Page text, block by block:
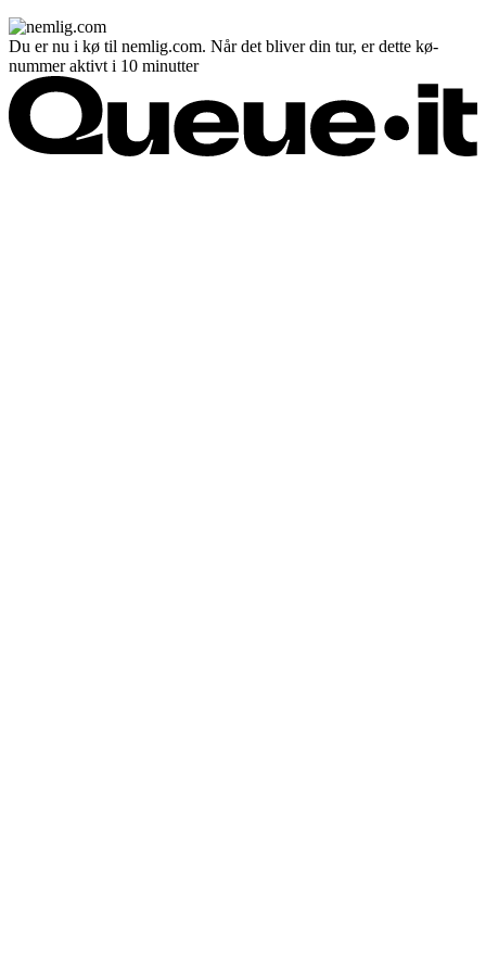
Du er nu i kø til nemlig.com. Når det bliver din tur, er dette kø-
nummer aktivt i 10 minutter